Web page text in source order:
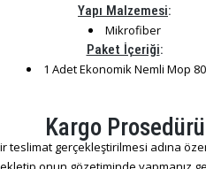
Yapı Malzemesi:
Mikrofiber
Paket İçeriği:
1 Adet Ekonomik Nemli Mop
Kargo Prosedürü
teslimat gerçekleştirilmesi adına